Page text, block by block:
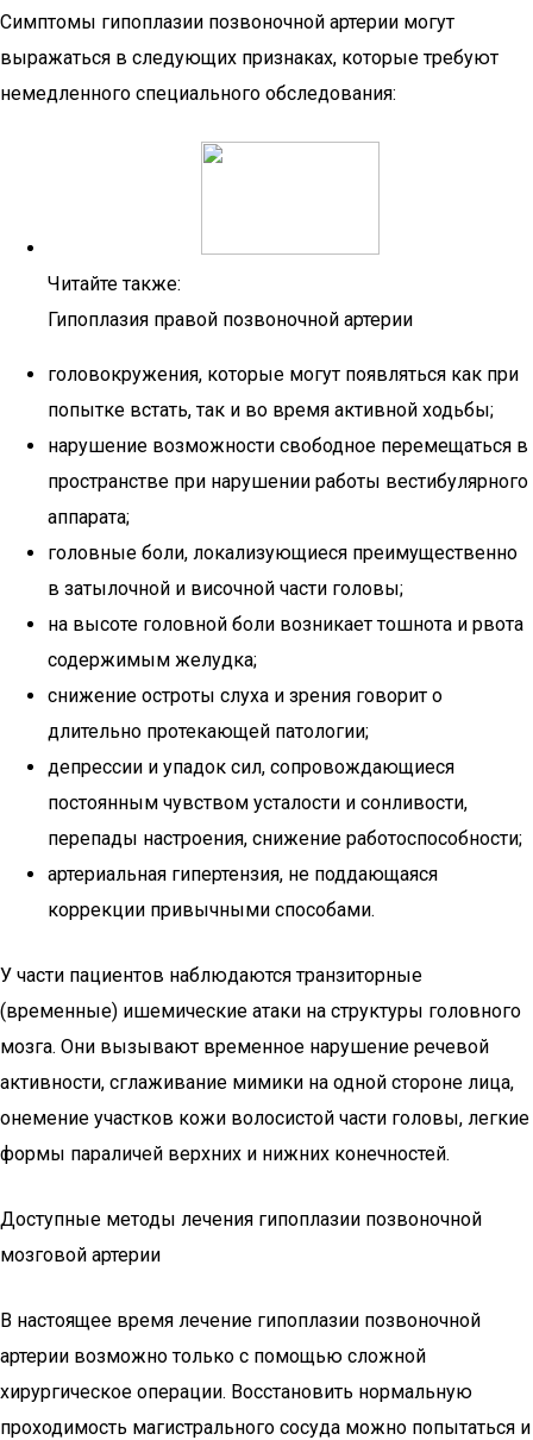
Симптомы гипоплазии позвоночной артерии могут
выражаться в следующих признаках, которые требуют
немедленного специального обследования:
Читайте также:
Гипоплазия правой позвоночной артерии
головокружения, которые могут появляться как при
попытке встать, так и во время активной ходьбы;
нарушение возможности свободное перемещаться в
пространстве при нарушении работы вестибулярного
аппарата;
головные боли, локализующиеся преимущественно
в затылочной и височной части головы;
на высоте головной боли возникает тошнота и рвота
содержимым желудка;
снижение остроты слуха и зрения говорит о
длительно протекающей патологии;
депрессии и упадок сил, сопровождающиеся
постоянным чувством усталости и сонливости,
перепады настроения, снижение работоспособности;
артериальная гипертензия, не поддающаяся
коррекции привычными способами.
У части пациентов наблюдаются транзиторные
(временные) ишемические атаки на структуры головного
мозга. Они вызывают временное нарушение речевой
активности, сглаживание мимики на одной стороне лица,
онемение участков кожи волосистой части головы, легкие
формы параличей верхних и нижних конечностей.
Доступные методы лечения гипоплазии позвоночной
мозговой артерии
В настоящее время лечение гипоплазии позвоночной
артерии возможно только с помощью сложной
хирургическое операции. Восстановить нормальную
проходимость магистрального сосуда можно попытаться и